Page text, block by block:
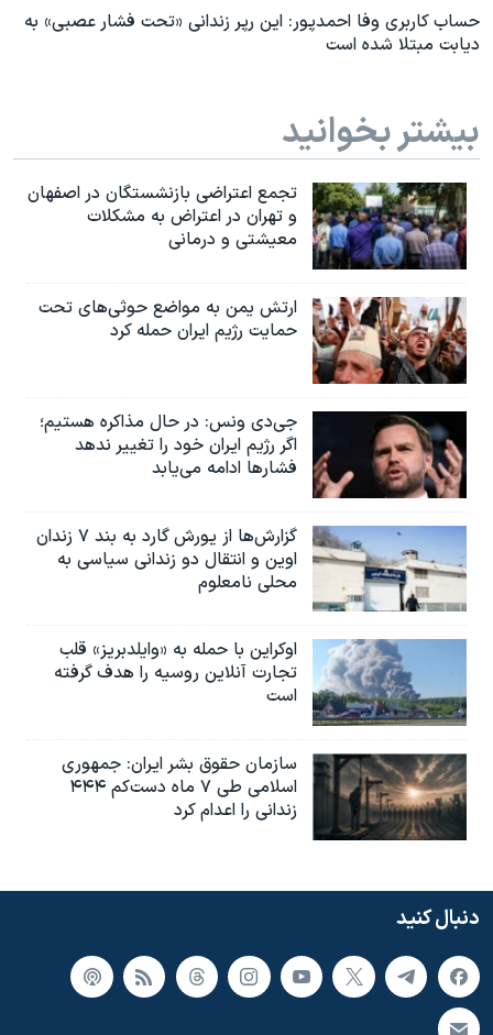
حساب کاربری وفا احمدپور: این رپر زندانی «تحت فشار عصبی» به
دیابت مبتلا شده‌ است
بیشتر بخوانید
تجمع اعتراضی بازنشستگان در اصفهان
و تهران در اعتراض به مشکلات
معیشتی و درمانی
ارتش یمن به مواضع حوثی‌های تحت
حمایت رژیم ایران حمله کرد
جی‌دی ونس: در حال مذاکره هستیم؛
اگر رژیم ایران خود را تغییر ندهد
فشارها ادامه می‌یابد
گزارش‌ها از یورش گارد به بند ۷ زندان
اوین و انتقال دو زندانی سیاسی به
محلی نامعلوم
اوکراین با حمله به «وایلدبریز» قلب
تجارت آنلاین روسیه را هدف گرفته
است
سازمان حقوق بشر ایران: جمهوری
اسلامی طی ۷ ماه دست‌کم ۴۴۴
زندانی را اعدام کرد
دنبال کنید